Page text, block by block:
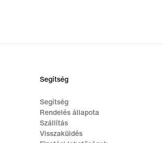
Segítség
Segítség
Rendelés állapota
Szállítás
Visszaküldés